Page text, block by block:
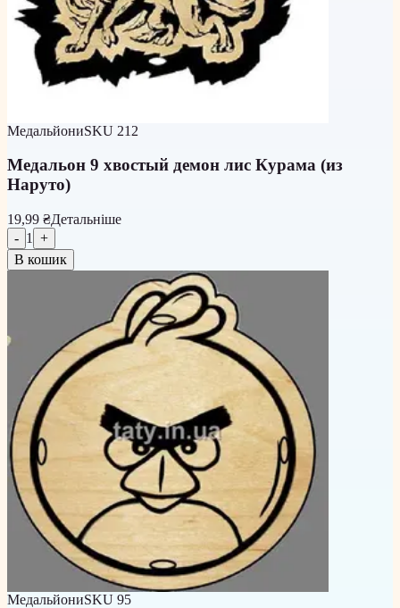
МедальйониSKU 212
Медальон 9 хвостый демон лис Курама (из
Наруто)
19,99 ₴Детальніше
- 1
+
В кошик
МедальйониSKU 95